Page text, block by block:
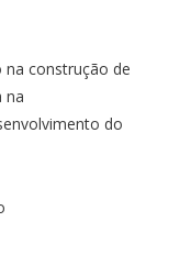
na construção de
na
do